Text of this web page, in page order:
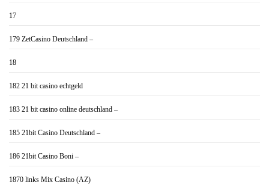
17
179 ZetCasino Deutschland –
18
182 21 bit casino echtgeld
183 21 bit casino online deutschland –
185 21bit Casino Deutschland –
186 21bit Casino Boni –
1870 links Mix Casino (AZ)